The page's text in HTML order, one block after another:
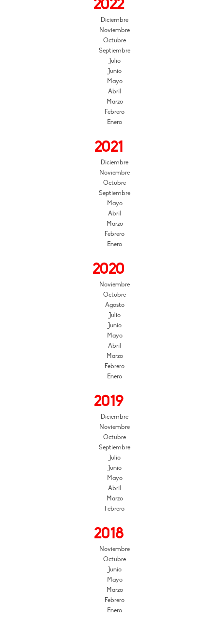
2022
Diciembre
Noviembre
Octubre
Septiembre
Julio
Junio
Mayo
Abril
Marzo
Febrero
Enero
2021
Diciembre
Noviembre
Octubre
Septiembre
Mayo
Abril
Marzo
Febrero
Enero
2020
Noviembre
Octubre
Agosto
Julio
Junio
Mayo
Abril
Marzo
Febrero
Enero
2019
Diciembre
Noviembre
Octubre
Septiembre
Julio
Junio
Mayo
Abril
Marzo
Febrero
2018
Noviembre
Octubre
Junio
Mayo
Marzo
Febrero
Enero